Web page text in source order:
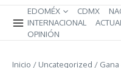
EDOMÉX CDMX
INTERNACIONAL
OPINIÓN
Inicio / Uncategorized /